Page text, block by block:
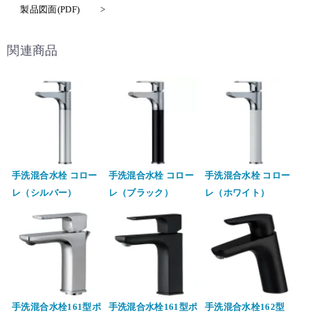
製品図面(PDF)
関連商品
手洗混合水栓 コロー
レ（シルバー）
手洗混合水栓 コロー
レ（ブラック）
手洗混合水栓 コロー
レ（ホワイト）
手洗混合水栓161型ポ
手洗混合水栓161型ポ
手洗混合水栓162型